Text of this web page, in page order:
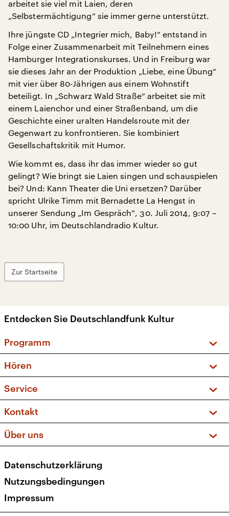
arbeitet sie viel mit Laien, deren
„Selbstermächtigung“ sie immer gerne unterstützt.
Ihre jüngste CD „Integrier mich, Baby!“ entstand in
Folge einer Zusammenarbeit mit Teilnehmern eines
Hamburger Integrationskurses. Und in Freiburg war
sie dieses Jahr an der Produktion „Liebe, eine Übung“
mit vier über 80-Jährigen aus einem Wohnstift
beteiligt. In „Schwarz Wald Straße“ arbeitet sie mit
einem Laienchor und einer Straßenband, um die
Geschichte einer uralten Handelsroute mit der
Gegenwart zu konfrontieren. Sie kombiniert
Gesellschaftskritik mit Humor.
Wie kommt es, dass ihr das immer wieder so gut
gelingt? Wie bringt sie Laien singen und schauspielen
bei? Und: Kann Theater die Uni ersetzen? Darüber
spricht Ulrike Timm mit Bernadette La Hengst in
unserer Sendung „Im Gespräch“, 30. Juli 2014, 9:07 –
10:00 Uhr, im Deutschlandradio Kultur.
Zur Startseite
Entdecken Sie Deutschlandfunk Kultur
Programm
Sendungen und Podcasts
Musikliste
Kakadu – Das Kinderprogramm
Hören
Frequenzen (UKW + DAB+)
Service
FAQ
Apps
Newsletter
Veranstaltungen
Kontakt
Social Media
Über uns
Presse
Karriere
Transparenz
Datenschutzerklärung
Nutzungsbedingungen
Impressum